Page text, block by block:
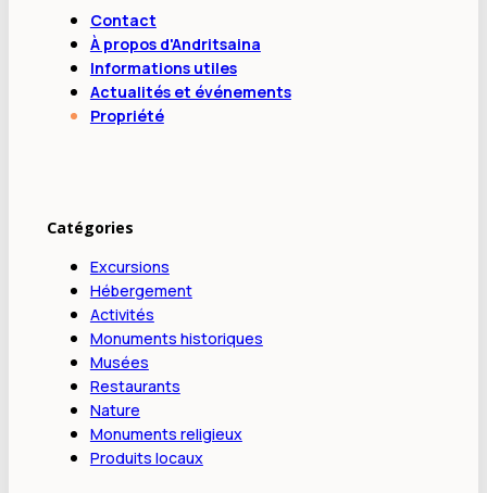
Contact
À propos d'Andritsaina
Informations utiles
Actualités et événements
Propriété
Catégories
Excursions
Hébergement
Activités
Monuments historiques
Musées
Restaurants
Nature
Monuments religieux
Produits locaux